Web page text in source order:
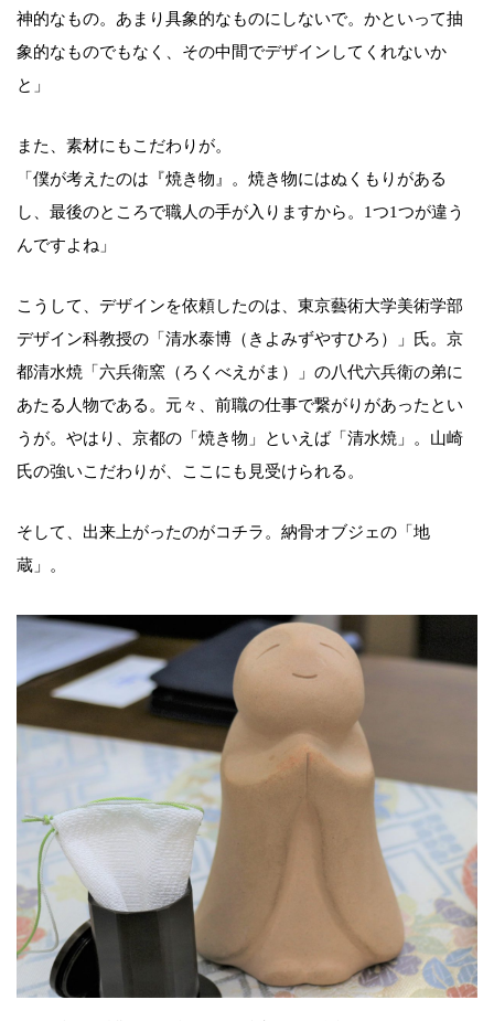
神的なもの。あまり具象的なものにしないで。かといって抽
象的なものでもなく、その中間でデザインしてくれないか
と」
また、素材にもこだわりが。
「僕が考えたのは『焼き物』。焼き物にはぬくもりがある
し、最後のところで職人の手が入りますから。1つ1つが違う
んですよね」
こうして、デザインを依頼したのは、東京藝術大学美術学部
デザイン科教授の「清水泰博（きよみずやすひろ）」氏。京
都清水焼「六兵衛窯（ろくべえがま）」の八代六兵衛の弟に
あたる人物である。元々、前職の仕事で繋がりがあったとい
うが。やはり、京都の「焼き物」といえば「清水焼」。山崎
氏の強いこだわりが、ここにも見受けられる。
そして、出来上がったのがコチラ。納骨オブジェの「地
蔵」。